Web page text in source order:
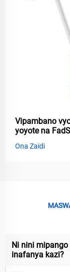
Vipambano
yoyote na
Ona Zaidi
Ni nini
inafanya kazi?